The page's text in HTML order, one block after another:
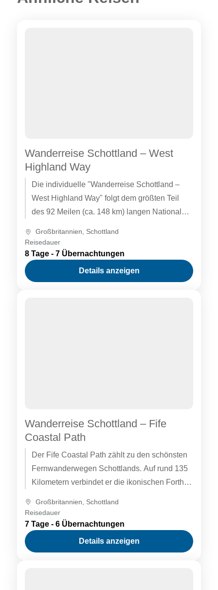
Wanderreise Schottland – West
Highland Way
Die individuelle "Wanderreise Schottland –
West Highland Way" folgt dem größten Teil
des 92 Meilen (ca. 148 km) langen Nationalen
den...
Großbritannien
Schottland
Reisedauer
8 Tage - 7 Übernachtungen
Details anzeigen
Wanderreise Schottland – Fife
Coastal Path
Der Fife Coastal Path zählt zu den schönsten
Fernwanderwegen Schottlands. Auf rund 135
Kilometern verbindet er die ikonischen Forth
Großbritannien
Schottland
Reisedauer
7 Tage - 6 Übernachtungen
Details anzeigen